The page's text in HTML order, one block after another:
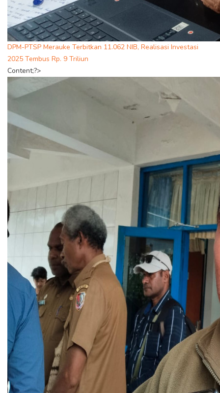
DPM-PTSP Merauke Terbitkan 11.062 NIB, Realisasi Investasi
2025 Tembus Rp. 9 Triliun
Content;?>